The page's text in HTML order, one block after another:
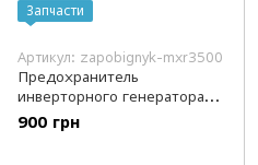
Запчасти
Артикул: zapobignyk-mxr3500
Предохранитель
инверторного генератора
MaXpeedingRods MXR3500
900 грн